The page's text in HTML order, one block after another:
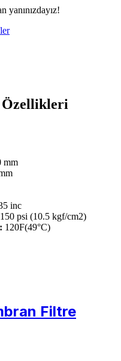
yanınızdayız!
Özellikleri
mm
inc
150 psi (10.5 kgf/cm2)
120F(49°C)
Filtre